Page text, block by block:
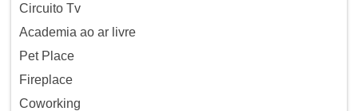
Circuito Tv
Academia ao ar livre
Pet Place
Fireplace
Coworking